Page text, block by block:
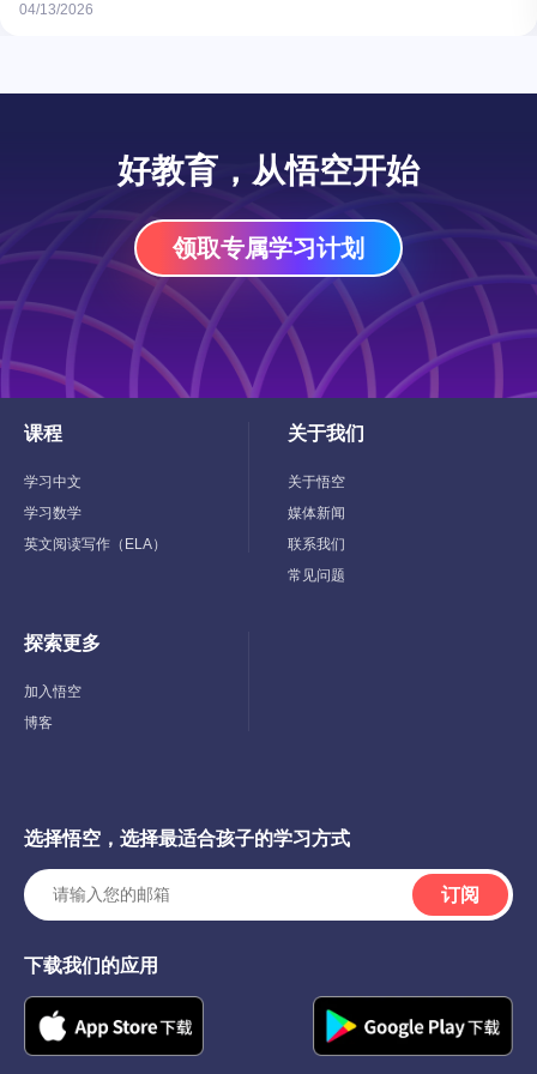
04/13/2026
好教育，从悟空开始
领取专属学习计划
课程
Toggle
Menu
学习中文
学习数学
英文阅读写作（ELA）
关于我们
Toggle
Menu
关于悟空
媒体新闻
联系我们
常见问题
探索更多
Toggle
Menu
加入悟空
博客
选择悟空，选择最适合孩子的学习方式
订阅
下载我们的应用